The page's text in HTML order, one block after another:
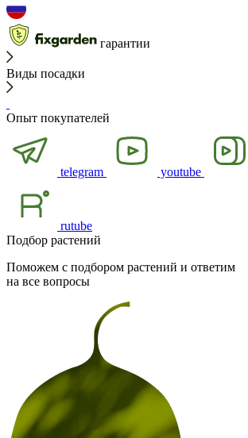
гарантии
Виды посадки
Опыт покупателей
telegram youtube
rutube
Подбор растений
Поможем с подбором растений и ответим
на все вопросы